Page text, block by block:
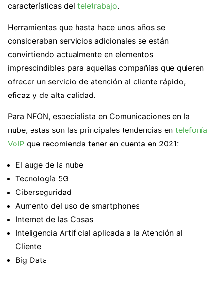
características del teletrabajo.
Herramientas que hasta hace unos años se
consideraban servicios adicionales se están
convirtiendo actualmente en elementos
imprescindibles para aquellas compañías que quieren
ofrecer un servicio de atención al cliente rápido,
eficaz y de alta calidad.
Para NFON, especialista en Comunicaciones en la
nube, estas son las principales tendencias en telefonía
VoIP que recomienda tener en cuenta en 2021:
El auge de la nube
Tecnología 5G
Ciberseguridad
Aumento del uso de smartphones
Internet de las Cosas
Inteligencia Artificial aplicada a la Atención al
Cliente
Big Data